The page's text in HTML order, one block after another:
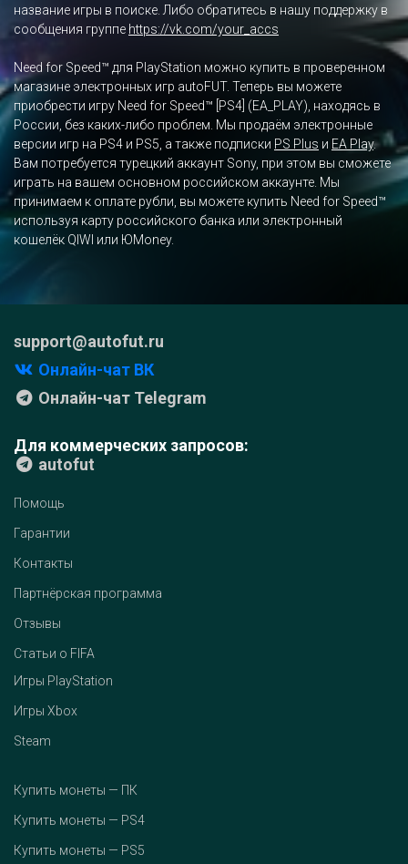
название игры в поиске. Либо обратитесь в нашу поддержку в
сообщения группе https://vk.com/your_accs
Need for Speed™ для PlayStation можно купить в проверенном
магазине электронных игр autoFUT. Теперь вы можете
приобрести игру Need for Speed™ [PS4] (EA_PLAY), находясь в
России, без каких-либо проблем. Мы продаём электронные
версии игр на PS4 и PS5, а также подписки PS Plus и EA Play.
Вам потребуется турецкий аккаунт Sony, при этом вы сможете
играть на вашем основном российском аккаунте. Мы
принимаем к оплате рубли, вы можете купить Need for Speed™
используя карту российского банка или электронный
кошелёк QIWI или ЮMoney.
support@autofut.ru
Онлайн-чат ВК
Онлайн-чат Telegram
Для коммерческих запросов:
autofut
Помощь
Гарантии
Контакты
Партнёрская программа
Отзывы
Статьи о FIFA
Игры PlayStation
Игры Xbox
Steam
Купить монеты — ПК
Купить монеты — PS4
Купить монеты — PS5